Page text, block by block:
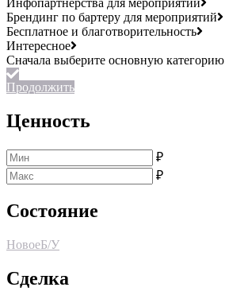
Инфопартнерства для мероприятий
Брендинг по бартеру для мероприятий
Бесплатное и благотворительность
Интересное
Продолжить
Ценность
₽
₽
Состояние
НовоеБ/У
Сделка